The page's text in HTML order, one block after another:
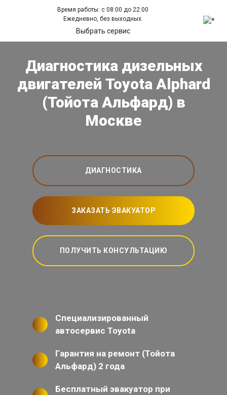
Время работы: с 08:00 до 22:00
Ежедневно, без выходных.
Выбрать сервис
Диагностика дизельных
двигателей Toyota Alphard
(Тойота Альфард) в
Москве
ДИАГНОСТИКА
ЗАКАЗАТЬ ЭВАКУАТОР
ПОЛУЧИТЬ КОНСУЛЬТАЦИЮ
Специализированный
автосервис Toyota
Гарантия на ремонт (Тойота
Альфард) 2 года
Бесплатный эвакуатор при